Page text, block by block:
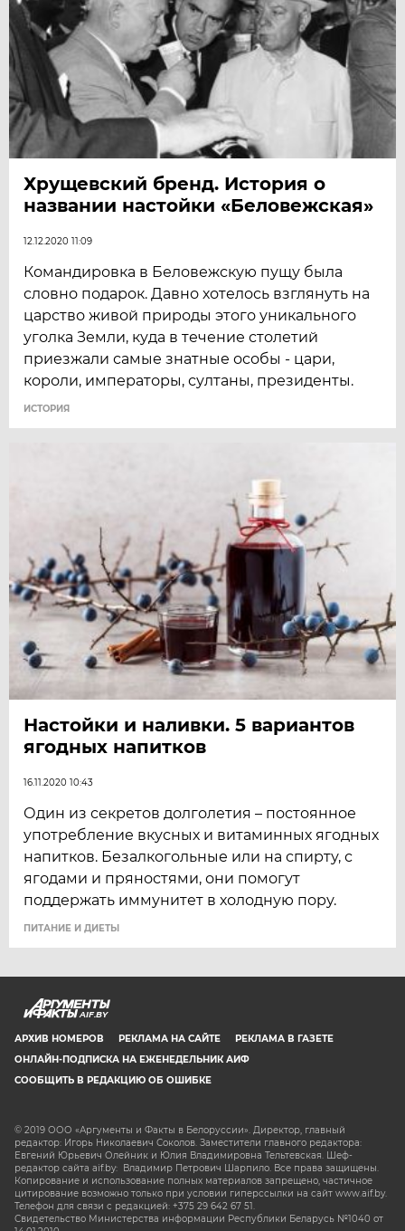
Хрущевский бренд. История о
названии настойки «Беловежская»
12.12.2020 11:09
Командировка в Беловежскую пущу была
словно подарок. Давно хотелось взглянуть на
царство живой природы этого уникального
уголка Земли, куда в течение столетий
приезжали самые знатные особы - цари,
короли, императоры, султаны, президенты.
ИСТОРИЯ
Настойки и наливки. 5 вариантов
ягодных напитков
16.11.2020 10:43
Один из секретов долголетия – постоянное
употребление вкусных и витаминных ягодных
напитков. Безалкогольные или на спирту, с
ягодами и пряностями, они помогут
поддержать иммунитет в холодную пору.
ПИТАНИЕ И ДИЕТЫ
AIF.BY
АРХИВ НОМЕРОВ РЕКЛАМА НА САЙТЕ
РЕКЛАМА В ГАЗЕТЕ
ОНЛАЙН-ПОДПИСКА НА ЕЖЕНЕДЕЛЬНИК АИФ
СООБЩИТЬ В РЕДАКЦИЮ ОБ ОШИБКЕ
© 2019 ООО «Аргументы и Факты в Белоруссии». Директор, главный
редактор: Игорь Николаевич Соколов. Заместители главного редактора:
Евгений Юрьевич Олейник и Юлия Владимировна Тельтевская. Шеф-
редактор сайта aif.by: Владимир Петрович Шарпило. Все права защищены.
Копирование и использование полных материалов запрещено, частичное
цитирование возможно только при условии гиперссылки на сайт www.aif.by.
Телефон для связи с редакцией: +375 29 642 67 51.
Свидетельство Министерства информации Республики Беларусь №1040 от